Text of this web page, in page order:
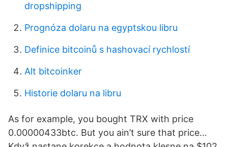
dropshipping
Prognóza dolaru na egyptskou libru
Definice bitcoinů s hashovací rychlostí
Alt bitcoinker
Historie dolaru na libru
As for example, you bought TRX with price
0.00000433btc. But you ain’t sure that price…